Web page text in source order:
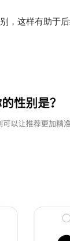
，这样有助于